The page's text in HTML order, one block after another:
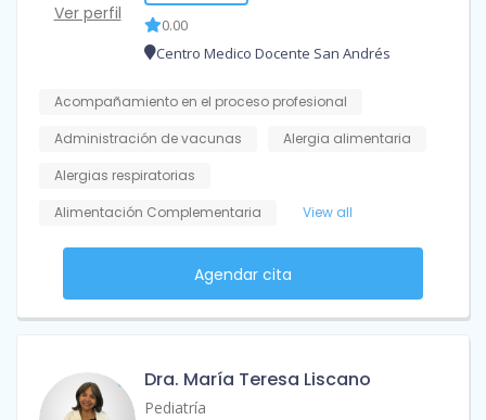
Ver perfil
0.00
Centro Medico Docente San Andrés
Acompañamiento en el proceso profesional
Administración de vacunas
Alergia alimentaria
Alergias respiratorias
Alimentación Complementaria
View all
Agendar cita
Dra. María Teresa Liscano
Pediatría